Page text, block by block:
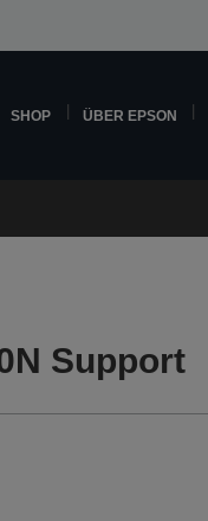
SHOP ÜBER EPSON
Support